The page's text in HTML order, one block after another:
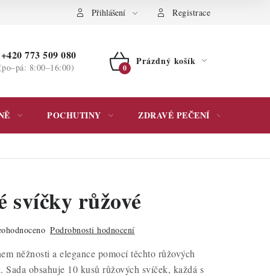
osobních údajů Přihlášení Registrace
773 509 080
8:00–16:00)
NÁKUPNÍ
Prázdný košík
POCHUTINY ZDRAVÉ PEČENÍ
svíčky růžové
Podrobnosti hodnocení
něžnosti a elegance pomocí těchto růžových
Sada obsahuje 10 kusů růžových svíček, každá s